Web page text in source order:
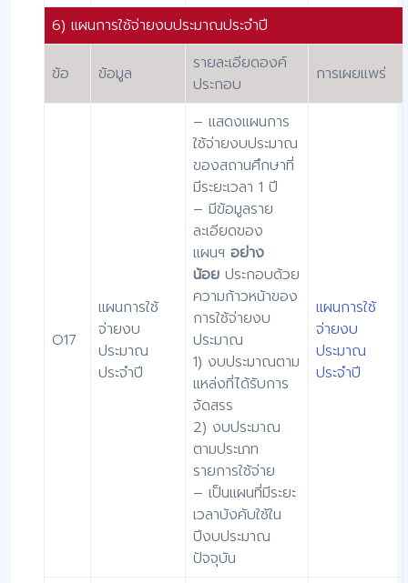
6) แผนการใช้จ่ายงบประมาณประจำปี
ข้อ ข้อมูล
รายละเอียดองค์
ประกอบ
การเผยแพร่
O17
แผนการใช้
จ่ายงบ
ประมาณ
ประจำปี
– แสดงแผนการ
ใช้จ่ายงบประมาณ
ของสถานศึกษาที่
มีระยะเวลา 1 ปี
– มีข้อมูลราย
ละเอียดของ
แผนฯ อย่าง
น้อย ประกอบด้วย
ความก้าวหน้าของ
การใช้จ่ายงบ
ประมาณ
1) งบประมาณตาม
แหล่งที่ได้รับการ
จัดสรร
2) งบประมาณ
ตามประเภท
รายการใช้จ่าย
– เป็นแผนที่มีระยะ
เวลาบังคับใช้ใน
ปีงบประมาณ
ปัจจุบัน
แผนการใช้
จ่ายงบ
ประมาณ
ประจำปี